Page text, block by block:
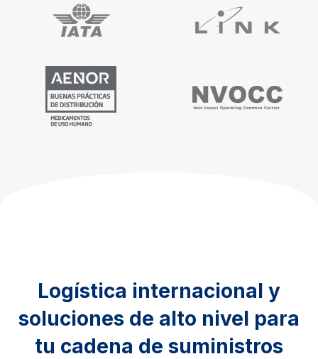
Logística internacional y
soluciones de alto nivel para
tu cadena de suministros